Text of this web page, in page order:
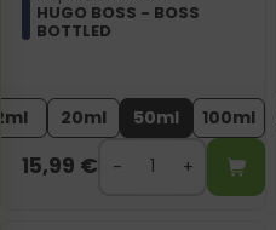
HUGO BOSS - BOSS
BOTTLED
20ml 50ml 100ml
15,99 €